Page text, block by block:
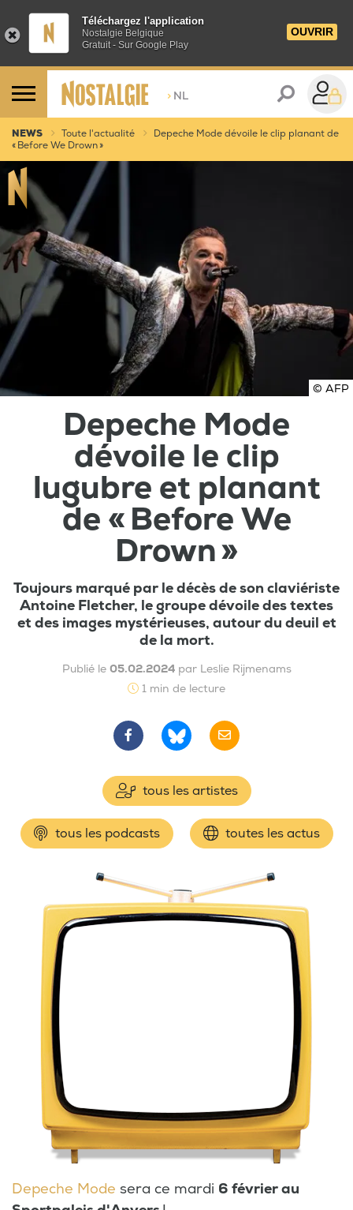
Téléchargez l'application
Nostalgie Belgique
Gratuit - Sur Google Play
OUVRIR
> NL
NEWS Toute l'actualité
Depeche Mode dévoile le clip planant de
« Before We Drown »
© AFP
Depeche Mode
dévoile le clip
lugubre et planant
de « Before We
Drown »
Toujours marqué par le décès de son claviériste
Antoine Fletcher, le groupe dévoile des textes
et des images mystérieuses, autour du deuil et
de la mort.
Publié le 05.02.2024 par Leslie Rijmenams
1 min de lecture
tous les artistes
tous les podcasts toutes les actus
Depeche Mode sera ce mardi 6 février au